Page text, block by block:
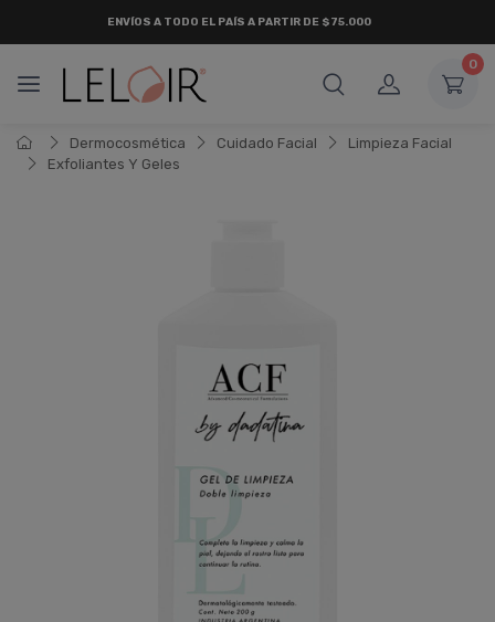
0
Dermocosmética Cuidado Facial
Limpieza Facial
Exfoliantes Y Geles